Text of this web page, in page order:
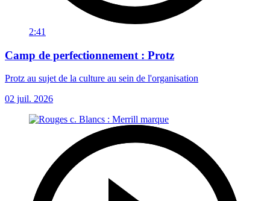
2:41
Camp de perfectionnement : Protz
Protz au sujet de la culture au sein de l'organisation
02 juil. 2026